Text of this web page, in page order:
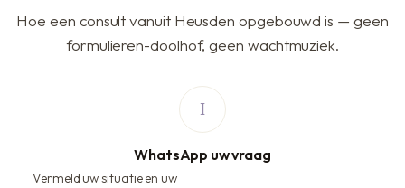
Hoe een consult vanuit Heusden opgebouwd is — geen
formulieren-doolhof, geen wachtmuziek.
WhatsApp uw vraag
Vermeld uw situatie en uw